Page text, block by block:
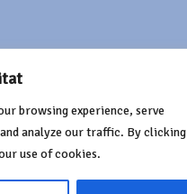
browsing experience, serve
analyze our traffic. By clicking
use of cookies.